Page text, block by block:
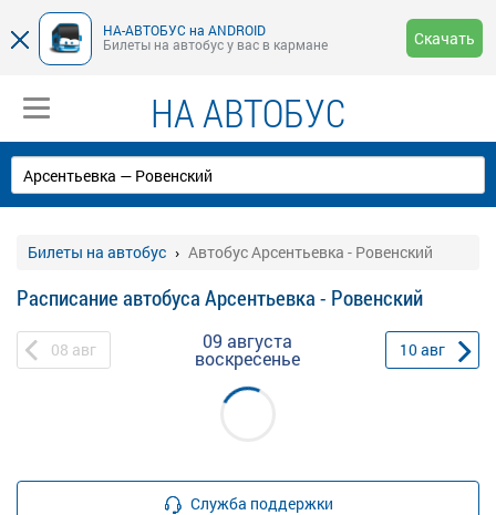
НА-АВТОБУС на ANDROID
Билеты на автобус у вас в кармане
Скачать
НА АВТОБУС
Билеты на автобус Автобус Арсентьевка - Ровенский
Расписание автобуса Арсентьевка - Ровенский
08 авг 09 августа
воскресенье 10авг
Служба поддержки